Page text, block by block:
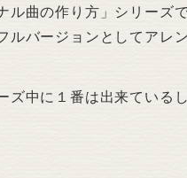
ル曲の作り方」シリーズ
ルバージョンとしてアレ
ズ中に１番は出来ている